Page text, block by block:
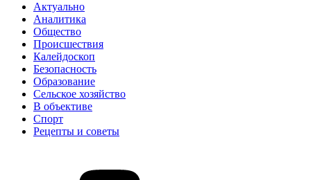
Актуально
Аналитика
Общество
Происшествия
Калейдоскоп
Безопасность
Образование
Сельское хозяйство
В объективе
Спорт
Рецепты и советы